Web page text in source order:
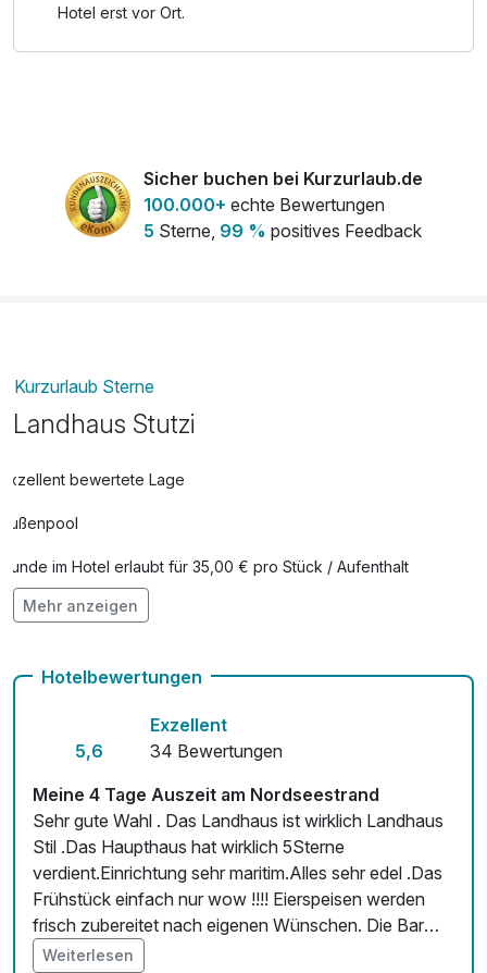
Saunabenutzung, Nutzung des Schwimmbadbereichs,
Hotel erst vor Ort.
Sicher buchen bei Kurzurlaub.de
100.000+ echte Bewertungen
5 Sterne, 99 % positives Feedback
Kurzurlaub Sterne
Landhaus Stutzi
Exzellent bewertete Lage
Außenpool
Hunde im Hotel erlaubt für 35,00 € pro Stück / Aufenthalt
Kostenloses W-LAN
Mehr anzeigen
Hotelbewertungen
5,6
Exzellent
34 Bewertungen
Meine 4 Tage Auszeit am Nordseestrand
Sehr gute Wahl . Das Landhaus ist wirklich Landhaus
Stil .Das Haupthaus hat wirklich 5Sterne
verdient.Einrichtung sehr maritim.Alles sehr edel .Das
Frühstück einfach nur wow !!!! Eierspeisen werden
frisch zubereitet nach eigenen Wünschen. Die Bar
auch sehr schön. Vielen Dank für den schönen
Weiterlesen